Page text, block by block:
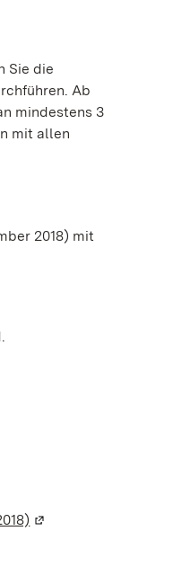
Sie die
Ab
mindestens 3
mit allen
2018) mit
(Wird in einem